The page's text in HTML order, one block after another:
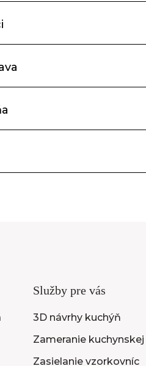
Služby pre vás
3D návrhy kuchýň
Zameranie
Zasielanie vzorkovníc